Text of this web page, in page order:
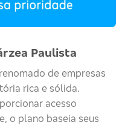
Paulista
de empresas
rica e sólida.
acesso
o plano baseia seus